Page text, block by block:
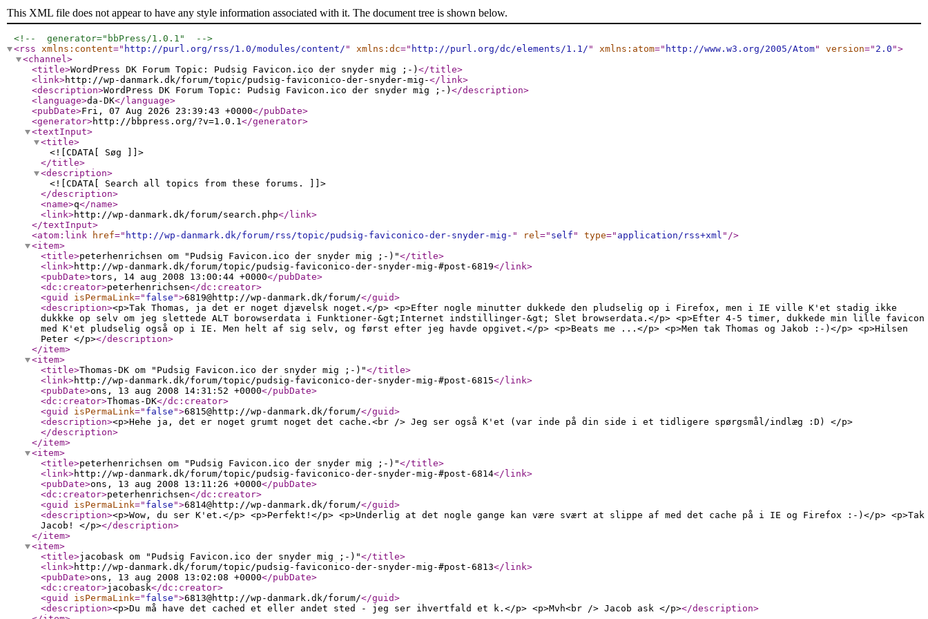
This XML file does not appear to have any style information associated with it. The document tree is shown below.
<!--  generator="bbPress/1.0.1"  -->
<rss xmlns:content=" http://purl.org/rss/1.0/modules/content/ " xmlns:dc=" http://purl.org/dc/elements/1.1/ " xmlns:atom=" http://www.w3.org/2005/Atom" version=" 2.0 ">
<channel>
<title>WordPress DK Forum Topic: Pudsig Favicon.ico der snyder mig ;-) </title>
<link>http://wp-danmark.dk/forum/topic/pudsig-faviconico-der-snyder-mig-</link>
<description>WordPress DK Forum Topic: Pudsig Favicon.ico der snyder mig ;-) </description>
<language>da-DK</language>
<pubDate>Fri, 07 Aug 2026 23:39:43 +0000</pubDate>
<generator>http://bbpress.org/?v=1.0.1</generator>
<textInput>
<title>
<![CDATA[ Søg ]]>
</title>
<description>
<![CDATA[ Search all topics from these forums. ]]>
</description>
<name>q</name>
<link>http://wp-danmark.dk/forum/search.php</link>
</textInput>
<atom:link
href=" http://wp-danmark.dk/forum/rss/topic/pudsig-faviconico-der-snyder-mig- " rel=" self " type=" application/rss+xml " />
<item>
<title>peterhenrichsen om "Pudsig Favicon.ico der snyder mig ;-)"</title>
<link>http://wp-danmark.dk/forum/topic/pudsig-faviconico-der-snyder-mig-#post-6819</link>
<pubDate>tors, 14 aug 2008 13:00:44 +0000</pubDate>
<dc:creator>peterhenrichsen</dc:creator>
<guid
isPermaLink=" false ">6819@http://wp-danmark.dk/forum/</guid>
<description><p>Tak Thomas, ja det er noget djævelsk noget.</p> <p>Efter nogle minutter dukkede den pludselig op i Firefox, men i IE ville K'et stadig ikke
dukkke op selv om jeg slettede ALT borowserdata i Funktioner-&gt;Internet indstillinger-&gt; Slet browserdata.</p> <p>Efter 4-5 timer, dukkede min lille favicon
med K'et pludselig også op i IE. Men helt af sig selv, og først efter jeg havde opgivet.</p> <p>Beats me ...</p> <p>Men tak Thomas og Jakob :-)</p> <p>Hilsen
Peter </p></description>
</item>
<item>
<title>Thomas-DK om "Pudsig Favicon.ico der snyder mig ;-)"</title>
<link>http://wp-danmark.dk/forum/topic/pudsig-faviconico-der-snyder-mig-#post-6815</link>
<pubDate>ons, 13 aug 2008 14:31:52 +0000</pubDate>
<dc:creator>Thomas-DK</dc:creator>
<guid
isPermaLink=" false ">6815@http://wp-danmark.dk/forum/</guid>
<description><p>Hehe ja, det er noget grumt noget det cache.<br /> Jeg ser også K'et (var inde på din side i et tidligere spørgsmål/indlæg :D) </p>
</description>
</item>
<item>
<title>peterhenrichsen om "Pudsig Favicon.ico der snyder mig ;-)"</title>
<link>http://wp-danmark.dk/forum/topic/pudsig-faviconico-der-snyder-mig-#post-6814</link>
<pubDate>ons, 13 aug 2008 13:11:26 +0000</pubDate>
<dc:creator>peterhenrichsen</dc:creator>
<guid
isPermaLink=" false ">6814@http://wp-danmark.dk/forum/</guid>
<description><p>Wow, du ser K'et.</p> <p>Perfekt!</p> <p>Underlig at det nogle gange kan være svært at slippe af med det cache på i IE og Firefox :-)</p> <p>Tak
Jacob! </p></description>
</item>
<item>
<title>jacobask om "Pudsig Favicon.ico der snyder mig ;-)"</title>
<link>http://wp-danmark.dk/forum/topic/pudsig-faviconico-der-snyder-mig-#post-6813</link>
<pubDate>ons, 13 aug 2008 13:02:08 +0000</pubDate>
<dc:creator>jacobask</dc:creator>
<guid
isPermaLink=" false ">6813@http://wp-danmark.dk/forum/</guid>
<description><p>Du må have det cached et eller andet sted - jeg ser ihvertfald et k.</p> <p>Mvh<br /> Jacob ask </p></description>